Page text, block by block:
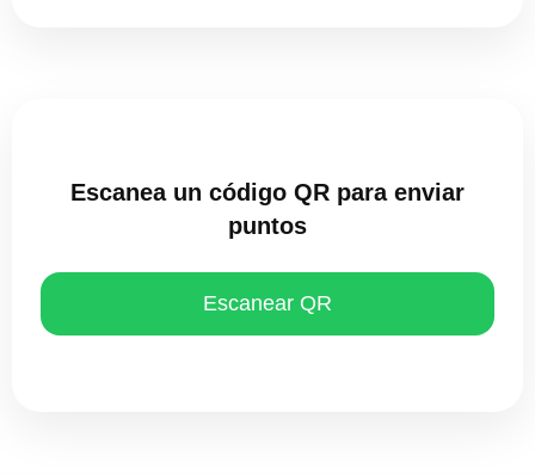
Escanea un código QR para enviar
puntos
Escanear QR